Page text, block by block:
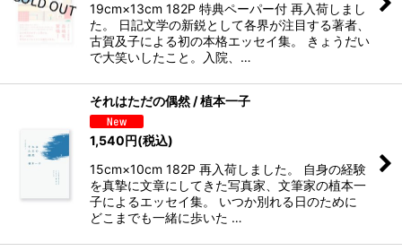
19cm×13cm 182P 特典ペーパー付 再入荷しまし
た。 日記文学の新鋭として各界が注目する著者、
古賀及子による初の本格エッセイ集。 きょうだい
で大笑いしたこと。入院、…
それはただの偶然 / 植本一子
1,540円(税込)
15cm×10cm 182P 再入荷しました。 自身の経験
を真摯に文章にしてきた写真家、文筆家の植本一
子によるエッセイ集。 いつか別れる日のために
どこまでも一緒に歩いた …